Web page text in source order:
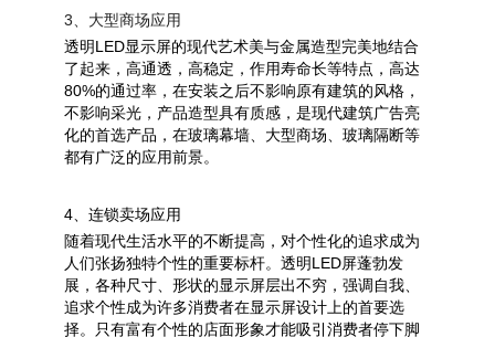
3、大型商场应用
透明LED显示屏的现代艺术美与金属造型完美地结合
了起来，高通透，高稳定，作用寿命长等特点，高达
80%的通过率，在安装之后不影响原有建筑的风格，
不影响采光，产品造型具有质感，是现代建筑广告亮
化的首选产品，在玻璃幕墙、大型商场、玻璃隔断等
都有广泛的应用前景。
4、连锁卖场应用
随着现代生活水平的不断提高，对个性化的追求成为
人们张扬独特个性的重要标杆。透明LED屏蓬勃发
展，各种尺寸、形状的显示屏层出不穷，强调自我、
追求个性成为许多消费者在显示屏设计上的首要选
择。只有富有个性的店面形象才能吸引消费者停下脚